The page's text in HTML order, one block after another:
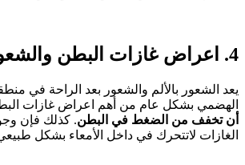
4. اعراض غازات البطن والشعور بالألم:
يعد الشعور بالألم والشعور بعد الراحة في
الهضمي بشكل عام من أهم اعراض غازات
أن تخفف من الضغط في البطن. كذلك فإن
الغازات لاتتحرك في داخل الأمعاء بشكل